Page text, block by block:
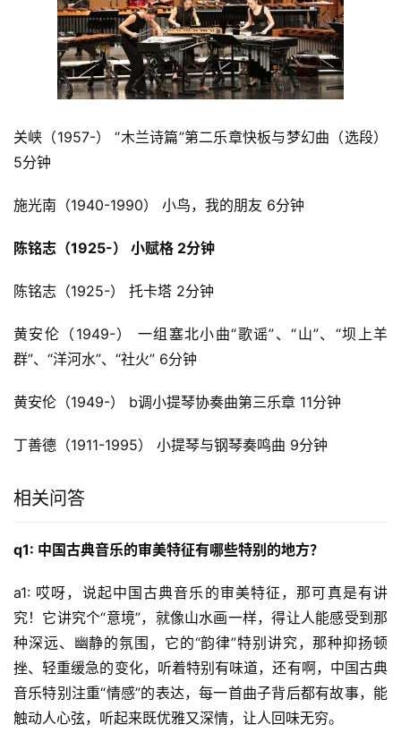
关峡（1957-） “木兰诗篇”第二乐章快板与梦幻曲（选段）
5分钟
施光南（1940-1990） 小鸟，我的朋友 6分钟
陈铭志（1925-） 小赋格 2分钟
陈铭志（1925-） 托卡塔 2分钟
黄安伦（1949-） 一组塞北小曲“歌谣”、“山”、“坝上羊
群”、“洋河水”、“社火” 6分钟
黄安伦（1949-） b调小提琴协奏曲第三乐章 11分钟
丁善德（1911-1995） 小提琴与钢琴奏鸣曲 9分钟
相关问答
q1: 中国古典音乐的审美特征有哪些特别的地方？
a1: 哎呀，说起中国古典音乐的审美特征，那可真是有讲
究！它讲究个“意境”，就像山水画一样，得让人能感受到那
种深远、幽静的氛围，它的“韵律”特别讲究，那种抑扬顿
挫、轻重缓急的变化，听着特别有味道，还有啊，中国古典
音乐特别注重“情感”的表达，每一首曲子背后都有故事，能
触动人心弦，听起来既优雅又深情，让人回味无穷。